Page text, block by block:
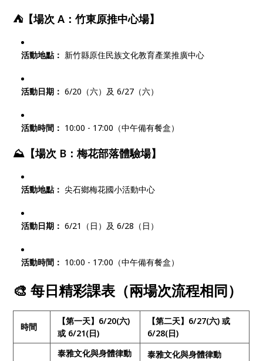
⛺【場次 A：竹東原推中心場】
活動地點： 新竹縣原住民族文化教育產業推廣中心
活動日期： 6/20（六）及 6/27（六）
活動時間： 10:00 - 17:00（中午備有餐盒）
⛰️【場次 B：梅花部落體驗場】
活動地點： 尖石鄉梅花國小活動中心
活動日期： 6/21（日）及 6/28（日）
活動時間： 10:00 - 17:00（中午備有餐盒）
🎨 每日精彩課表（兩場次流程相同）
時間
【第一天】6/20(六)
或 6/21(日)
【第二天】6/27(六) 或
6/28(日)
泰雅文化與身體律動
泰雅文化與身體律動